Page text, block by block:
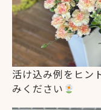
活け込み例をヒン
みください